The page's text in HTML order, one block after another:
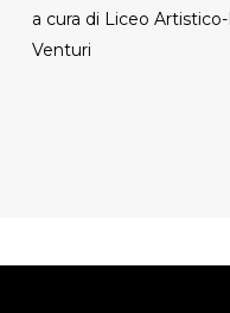
a cura di Liceo
Venturi